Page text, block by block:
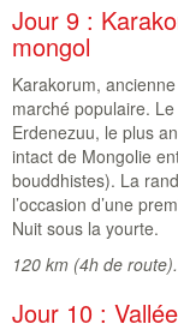
Jour 9 :
mongol
Karakorum,
marché populaire.
Erdenezuu, le plus
intact de Mongolie
bouddhistes). La
l’occasion d’une
Nuit sous la yourte.
120 km (4h de route).
Jour 10 :